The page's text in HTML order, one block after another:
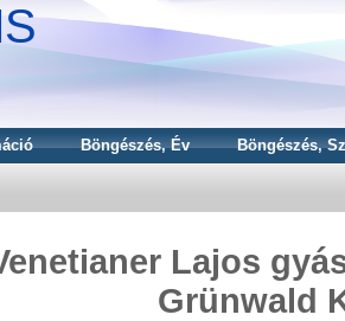
Böngészés, Év Böngészés,
Lajos
Grünwald